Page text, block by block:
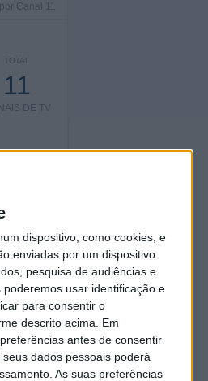
dispositivo, como cookies, e
enviadas por um dispositivo
pesquisa de audiências e
usar identificação e
para consentir o
descrito acima. Em
antes de consentir
dados pessoais poderá
As suas preferências
Canal 11
TOTAL
11
DE TV
25